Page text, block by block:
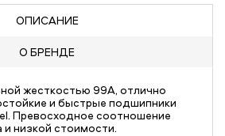
ОПИСАНИЕ
О БРЕНДЕ
жесткостью 99А, отлично
и быстрые подшипники
Превосходное соотношение
и низкой стоимости.